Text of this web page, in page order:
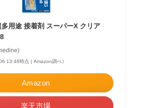
用途 接着剤 スーパーX クリア
13:46時点 | Amazon調べ）
Amazon
楽天市場